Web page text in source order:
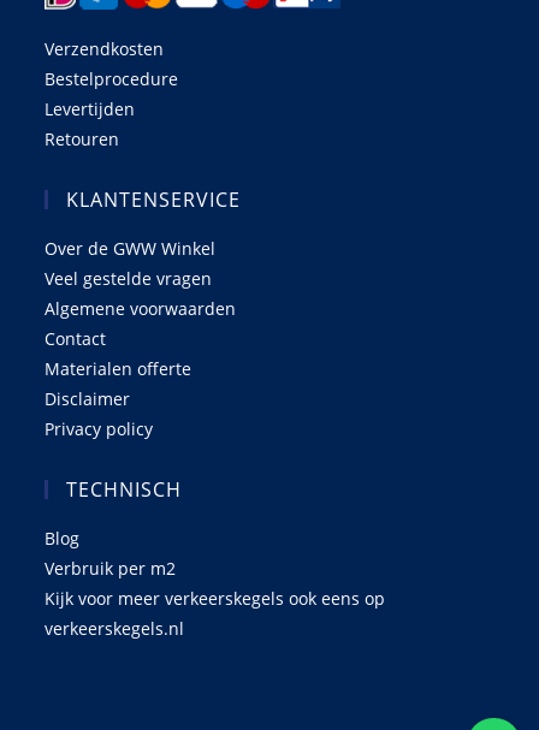
Verzendkosten
Bestelprocedure
Levertijden
Retouren
KLANTENSERVICE
Over de GWW Winkel
Veel gestelde vragen
Algemene voorwaarden
Contact
Materialen offerte
Disclaimer
Privacy policy
TECHNISCH
Blog
Verbruik per m2
Kijk voor meer verkeerskegels ook eens op
verkeerskegels.nl